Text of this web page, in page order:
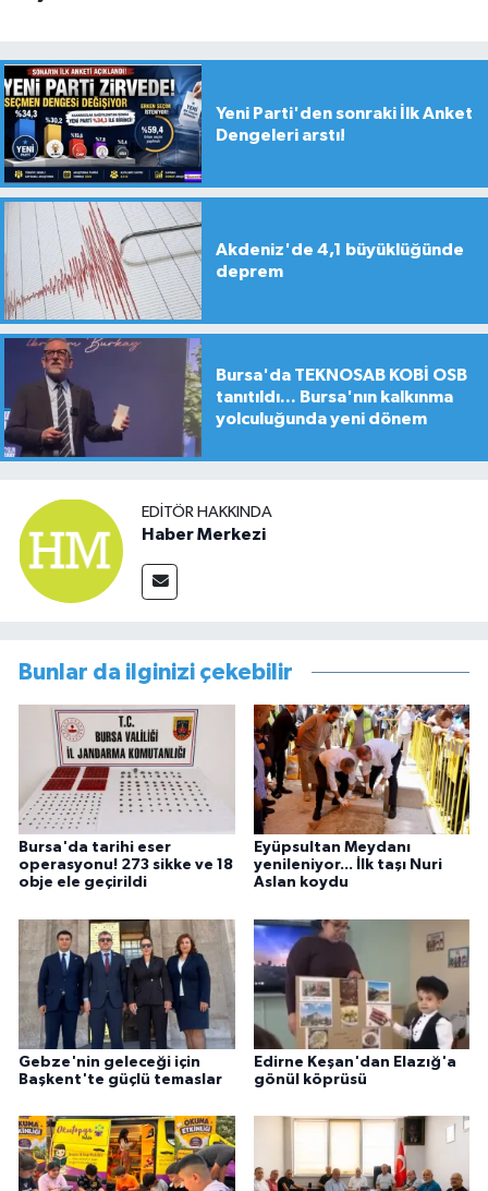
Yeni Parti'den sonraki İlk Anket
Dengeleri arstı!
Akdeniz'de 4,1 büyüklüğünde
deprem
Bursa'da TEKNOSAB KOBİ OSB
tanıtıldı... Bursa'nın kalkınma
yolculuğunda yeni dönem
EDITÖR HAKKINDA
Haber Merkezi
Bunlar da ilginizi çekebilir
Bursa'da tarihi eser
operasyonu! 273 sikke ve 18
obje ele geçirildi
Eyüpsultan Meydanı
yenileniyor... İlk taşı Nuri
Aslan koydu
Gebze'nin geleceği için
Başkent'te güçlü temaslar
Edirne Keşan'dan Elazığ'a
gönül köprüsü